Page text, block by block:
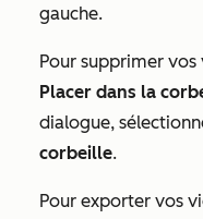
gauche.
Pour supprimer vos
Placer dans la
dialogue,
corbeille.
Pour exporter vos